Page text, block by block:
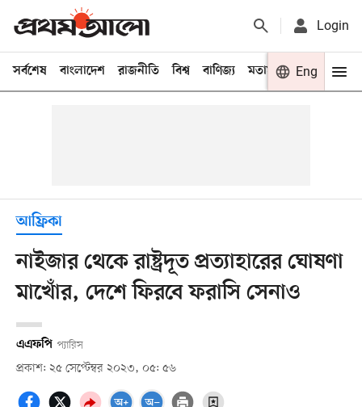
Login
সর্বশেষ বাংলাদেশ রাজনীতি বিশ্ব বাণিজ্য মতামত খেলা
Eng
আফ্রিকা
নাইজার থেকে রাষ্ট্রদূত প্রত্যাহারের ঘোষণা
মাখোঁর, দেশে ফিরবে ফরাসি সেনাও
এএফপি প্যারিস
প্রকাশ: ২৫ সেপ্টেম্বর ২০২৩, ০৫: ৫৬